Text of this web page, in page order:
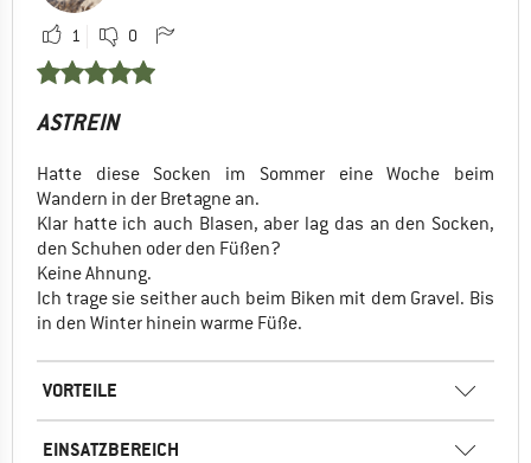
1 0
ASTREIN
Hatte diese Socken im Sommer eine Woche beim
Wandern in der Bretagne an.
Klar hatte ich auch Blasen, aber lag das an den Socken,
den Schuhen oder den Füßen?
Keine Ahnung.
Ich trage sie seither auch beim Biken mit dem Gravel. Bis
in den Winter hinein warme Füße.
VORTEILE
EINSATZBEREICH